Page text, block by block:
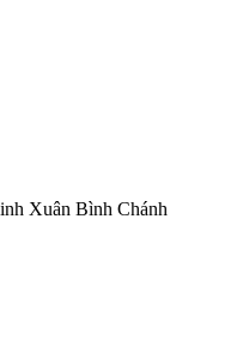
Xuân Bình Chánh